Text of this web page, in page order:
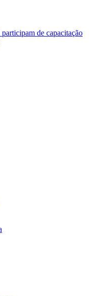
de capacitação